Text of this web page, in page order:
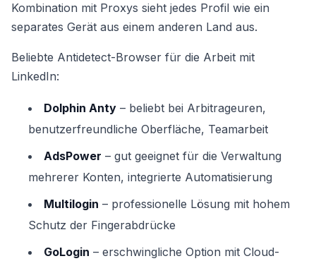
Kombination mit Proxys sieht jedes Profil wie ein
separates Gerät aus einem anderen Land aus.
Beliebte Antidetect-Browser für die Arbeit mit
LinkedIn:
Dolphin Anty – beliebt bei Arbitrageuren,
benutzerfreundliche Oberfläche, Teamarbeit
AdsPower – gut geeignet für die Verwaltung
mehrerer Konten, integrierte Automatisierung
Multilogin – professionelle Lösung mit hohem
Schutz der Fingerabdrücke
GoLogin – erschwingliche Option mit Cloud-